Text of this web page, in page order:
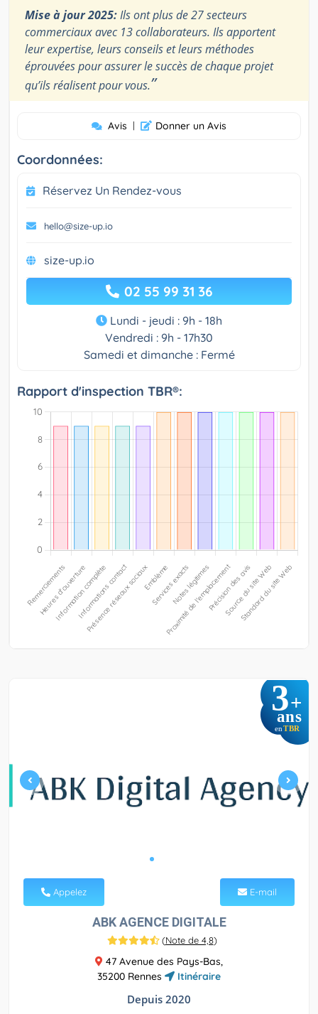
Mise à jour 2025:Ils ont plus de 27 secteurs
commerciaux avec 13 collaborateurs. Ils apportent
leur expertise, leurs conseils et leurs méthodes
éprouvées pour assurer le succès de chaque projet
qu’ils réalisent pour vous.”
Avis | Donner un Avis
Coordonnées:
Réservez Un Rendez-vous
hello@size-up.io
size-up.io
02 55 99 31 36
Lundi - jeudi : 9h - 18h
Vendredi : 9h - 17h30
Samedi et dimanche : Fermé
Rapport d'inspection TBR®:
3+
ans
en TBR
Appelez E-mail
ABK AGENCE DIGITALE
(Note de 4,8)
47 Avenue des Pays-Bas,
35200 Rennes
Itinéraire
Depuis 2020